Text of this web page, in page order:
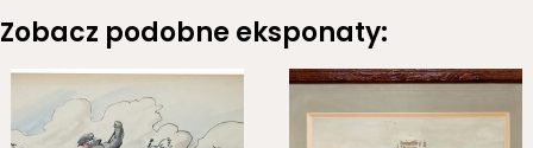
Zobacz podobne eksponaty: